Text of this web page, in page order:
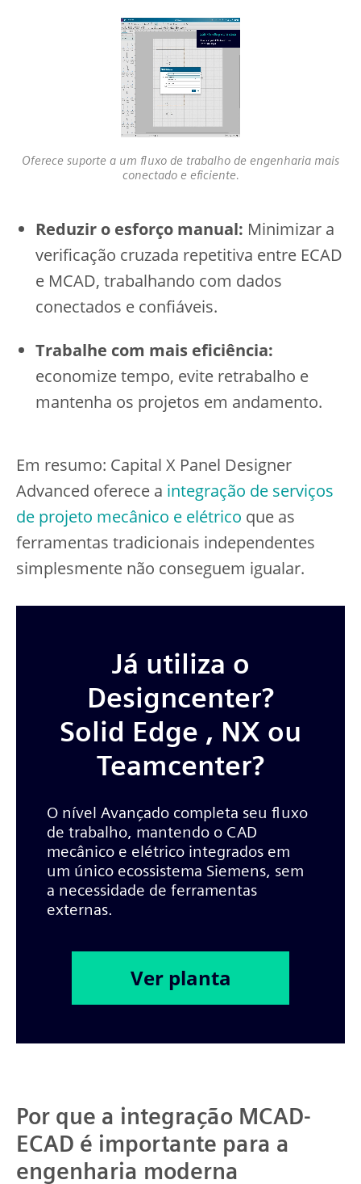
Oferece suporte a um fluxo de trabalho de engenharia mais
conectado e eficiente.
Reduzir o esforço manual: Minimizar a
verificação cruzada repetitiva entre ECAD
e MCAD, trabalhando com dados
conectados e confiáveis.
Trabalhe com mais eficiência:
economize tempo, evite retrabalho e
mantenha os projetos em andamento.
Em resumo: Capital X Panel Designer
Advanced oferece a integração de serviços
de projeto mecânico e elétrico que as
ferramentas tradicionais independentes
simplesmente não conseguem igualar.
Já utiliza o
Designcenter?
Solid Edge , NX ou
Teamcenter?
O nível Avançado completa seu fluxo
de trabalho, mantendo o CAD
mecânico e elétrico integrados em
um único ecossistema Siemens, sem
a necessidade de ferramentas
externas.
Ver planta
Por que a integração MCAD-
ECAD é importante para a
engenharia moderna